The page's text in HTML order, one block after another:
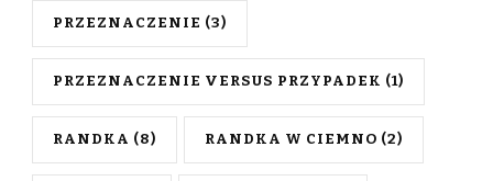
PRZEZNACZENIE (3)
PRZEZNACZENIE VERSUS PRZYPADEK (1)
RANDKA (8) RANDKA W CIEMNO (2)